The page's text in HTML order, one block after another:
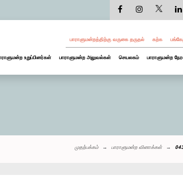
பாராளுமன்றத்திற்கு வருகை தருதல் கற்க
உறுப்பினர்கள் பாராளுமன்ற அலுவல்கள் செயலகம் பாராளுமன்ற
முதற்பக்கம் பாராளுமன்ற வினாக்கள்